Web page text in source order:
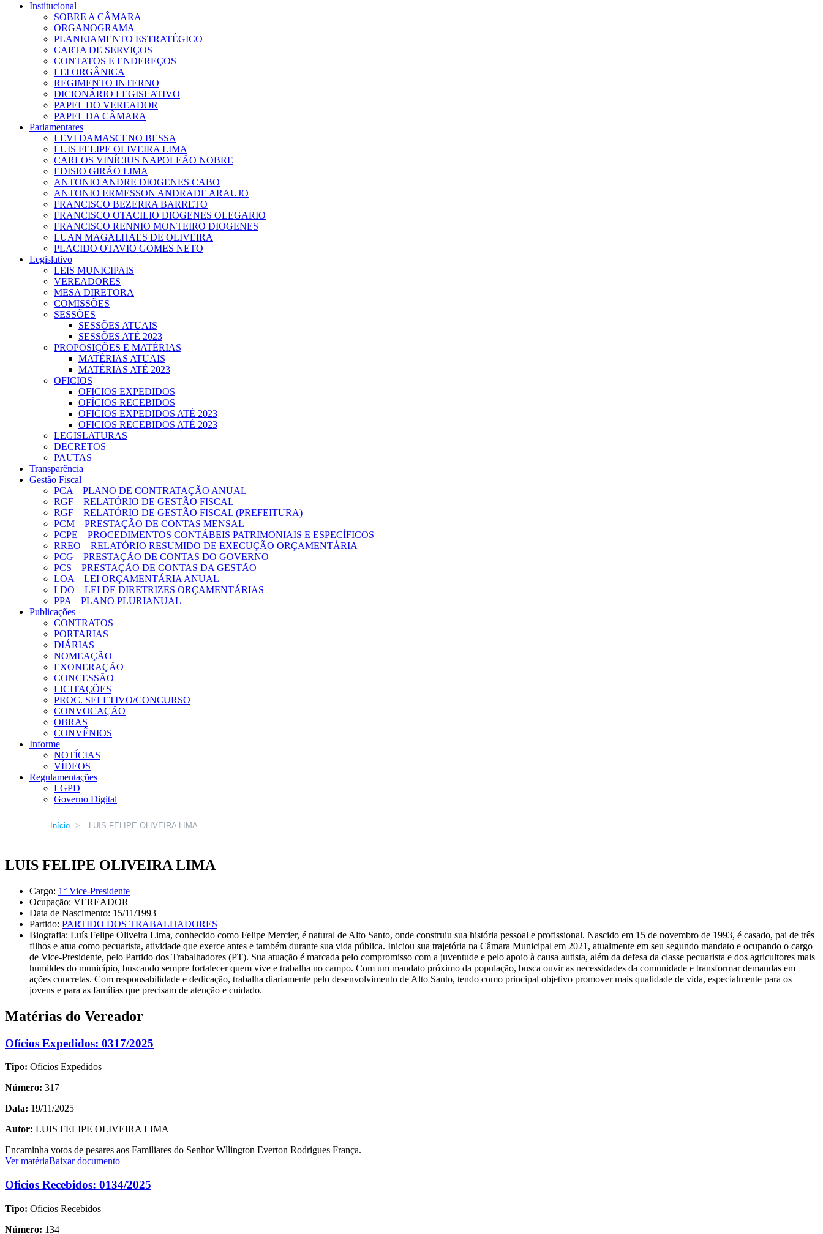
Institucional
SOBRE A CÂMARA
ORGANOGRAMA
PLANEJAMENTO ESTRATÉGICO
CARTA DE SERVIÇOS
CONTATOS E ENDEREÇOS
LEI ORGÂNICA
REGIMENTO INTERNO
DICIONÁRIO LEGISLATIVO
PAPEL DO VEREADOR
PAPEL DA CÂMARA
Parlamentares
LEVI DAMASCENO BESSA
LUIS FELIPE OLIVEIRA LIMA
CARLOS VINÍCIUS NAPOLEÃO NOBRE
EDISIO GIRÃO LIMA
ANTONIO ANDRE DIOGENES CABO
ANTONIO ERMESSON ANDRADE ARAUJO
FRANCISCO BEZERRA BARRETO
FRANCISCO OTACILIO DIOGENES OLEGARIO
FRANCISCO RENNIO MONTEIRO DIOGENES
LUAN MAGALHAES DE OLIVEIRA
PLACIDO OTAVIO GOMES NETO
Legislativo
LEIS MUNICIPAIS
VEREADORES
MESA DIRETORA
COMISSÕES
SESSÕES
SESSÕES ATUAIS
SESSÕES ATÉ 2023
PROPOSIÇÕES E MATÉRIAS
MATÉRIAS ATUAIS
MATÉRIAS ATÉ 2023
OFICIOS
OFICIOS EXPEDIDOS
OFÍCIOS RECEBIDOS
OFICIOS EXPEDIDOS ATÉ 2023
OFICIOS RECEBIDOS ATÉ 2023
LEGISLATURAS
DECRETOS
PAUTAS
Transparência
Gestão Fiscal
PCA – PLANO DE CONTRATAÇÃO ANUAL
RGF – RELATÓRIO DE GESTÃO FISCAL
RGF – RELATÓRIO DE GESTÃO FISCAL (PREFEITURA)
PCM – PRESTAÇÃO DE CONTAS MENSAL
PCPE – PROCEDIMENTOS CONTÁBEIS PATRIMONIAIS E ESPECÍFICOS
RREO – RELATÓRIO RESUMIDO DE EXECUÇÃO ORÇAMENTÁRIA
PCG – PRESTAÇÃO DE CONTAS DO GOVERNO
PCS – PRESTAÇÃO DE CONTAS DA GESTÃO
LOA – LEI ORÇAMENTÁRIA ANUAL
LDO – LEI DE DIRETRIZES ORÇAMENTÁRIAS
PPA – PLANO PLURIANUAL
Publicações
CONTRATOS
PORTARIAS
DIÁRIAS
NOMEAÇÃO
EXONERAÇÃO
CONCESSÃO
LICITAÇÕES
PROC. SELETIVO/CONCURSO
CONVOCAÇÃO
OBRAS
CONVÊNIOS
Informe
NOTÍCIAS
VÍDEOS
Regulamentações
LGPD
Governo Digital
Início > LUIS FELIPE OLIVEIRA LIMA
LUIS FELIPE OLIVEIRA LIMA
Cargo: 1° Vice-Presidente
Ocupação: VEREADOR
Data de Nascimento: 15/11/1993
Partido: PARTIDO DOS TRABALHADORES
Biografia: Luís Felipe Oliveira Lima, conhecido como Felipe Mercier, é natural de Alto Santo, onde construiu sua história pessoal e profissional. Nascido em 15 de novembro de 1993, é casado, pai de três
filhos e atua como pecuarista, atividade que exerce antes e também durante sua vida pública. Iniciou sua trajetória na Câmara Municipal em 2021, atualmente em seu segundo mandato e ocupando o cargo
de Vice-Presidente, pelo Partido dos Trabalhadores (PT). Sua atuação é marcada pelo compromisso com a juventude e pelo apoio à causa autista, além da defesa da classe pecuarista e dos agricultores mais
humildes do município, buscando sempre fortalecer quem vive e trabalha no campo. Com um mandato próximo da população, busca ouvir as necessidades da comunidade e transformar demandas em
ações concretas. Com responsabilidade e dedicação, trabalha diariamente pelo desenvolvimento de Alto Santo, tendo como principal objetivo promover mais qualidade de vida, especialmente para os
jovens e para as famílias que precisam de atenção e cuidado.
Matérias do Vereador
Ofícios Expedidos: 0317/2025
Tipo: Ofícios Expedidos
Número: 317
Data: 19/11/2025
Autor: LUIS FELIPE OLIVEIRA LIMA
Encaminha votos de pesares aos Familiares do Senhor Wllington Everton Rodrigues França.
Ver matériaBaixar documento
Oficios Recebidos: 0134/2025
Tipo: Oficios Recebidos
Número: 134